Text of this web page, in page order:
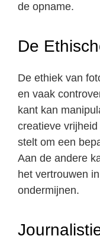
de opname.
De
De ethiek van
en vaak
kant kan
creatieve
stelt om een
Aan de andere
het vertrouwen
ondermijnen.